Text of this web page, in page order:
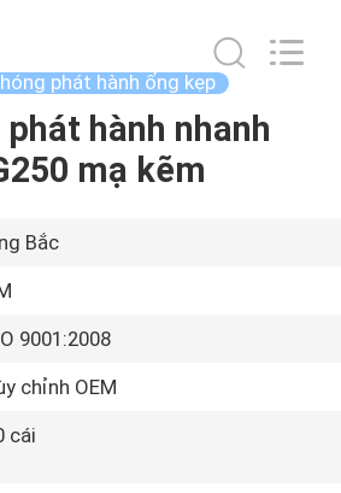
phát hành ống kẹp
phát hành nhanh
mạ kẽm
Bắc
9001:2008
chỉnh OEM
cái